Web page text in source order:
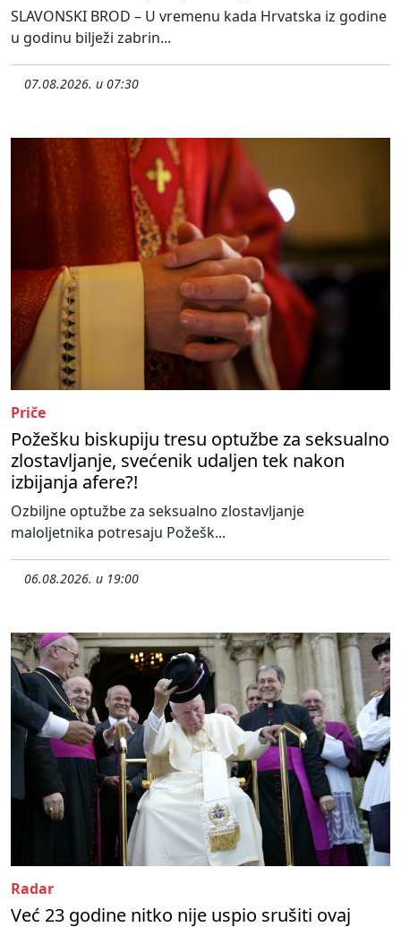
SLAVONSKI BROD – U vremenu kada Hrvatska iz godine
u godinu bilježi zabrin...
07.08.2026. u 07:30
Priče
Požešku biskupiju tresu optužbe za seksualno
zlostavljanje, svećenik udaljen tek nakon
izbijanja afere?!
Ozbiljne optužbe za seksualno zlostavljanje
maloljetnika potresaju Požešk...
06.08.2026. u 19:00
Radar
Već 23 godine nitko nije uspio srušiti ovaj